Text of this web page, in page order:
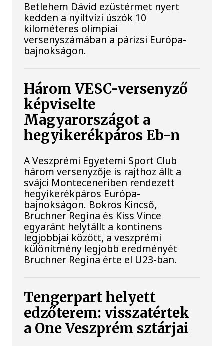
Betlehem Dávid ezüstérmet nyert
kedden a nyíltvízi úszók 10
kilométeres olimpiai
versenyszámában a párizsi Európa-
bajnokságon.
Három VESC-versenyző
képviselte
Magyarországot a
hegyikerékpáros Eb-n
A Veszprémi Egyetemi Sport Club
három versenyzője is rajthoz állt a
svájci Monteceneriben rendezett
hegyikerékpáros Európa-
bajnokságon. Bokros Kincső,
Bruchner Regina és Kiss Vince
egyaránt helytállt a kontinens
legjobbjai között, a veszprémi
különítmény legjobb eredményét
Bruchner Regina érte el U23-ban.
Tengerpart helyett
edzőterem: visszatértek
a One Veszprém sztárjai